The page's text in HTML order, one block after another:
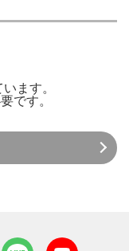
ます。
です。